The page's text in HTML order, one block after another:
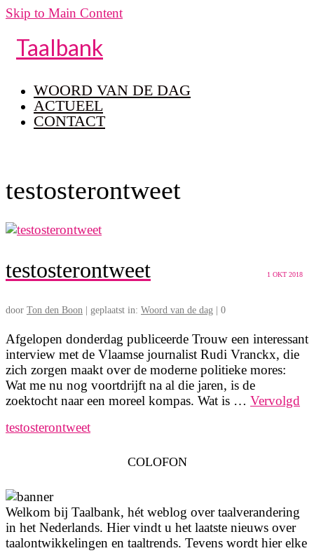
Skip to Main Content
Taalbank
WOORD VAN DE DAG
ACTUEEL
CONTACT
testosterontweet
1 OKT 2018
testosterontweet
door Ton den Boon geplaatst in: Woord van de dag 0
Afgelopen donderdag publiceerde Trouw een interessant
interview met de Vlaamse journalist Rudi Vranckx, die
zich zorgen maakt over de moderne politieke mores:
Wat me nu nog voortdrijft na al die jaren, is de
zoektocht naar een moreel kompas. Wat is … Vervolgd
testosterontweet
COLOFON
Welkom bij Taalbank, hét weblog over taalverandering
in het Nederlands. Hier vindt u het laatste nieuws over
taalontwikkelingen en taaltrends. Tevens wordt hier elke